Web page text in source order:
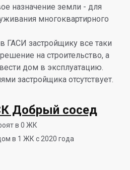
назначение земли - для
многоквартирного
ГАСИ застройщику все таки
на строительство, а
дом в эксплуатацию.
застройщика отсутствует.
Добрый сосед
в 0 ЖК
в 1 ЖК с 2020 года